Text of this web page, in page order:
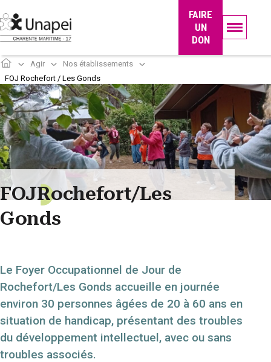
FAIRE
UN
DON
Agir
Nos établissements
FOJ Rochefort / Les Gonds
FOJRochefort/Les
Gonds
Le Foyer Occupationnel de Jour de
Rochefort/Les Gonds accueille en journée
environ 30 personnes âgées de 20 à 60 ans en
situation de handicap, présentant des troubles
du développement intellectuel, avec ou sans
troubles associés.